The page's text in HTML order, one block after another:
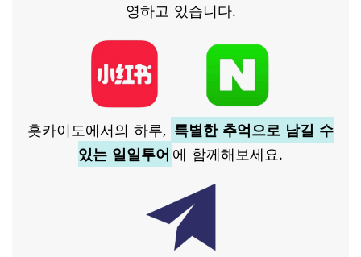
영하고 있습니다.
홋카이도에서의 하루, 특별한 추억으로 남길 수
있는 일일투어 에 함께해보세요.